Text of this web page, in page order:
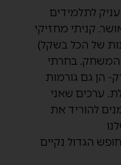
לתלמידים
קניתי מחזיקי
של הכל בשקל)
המשחק. בחרתי
הן גם גורמות
ערכים שאני
להוריד את
הגדול נקיים